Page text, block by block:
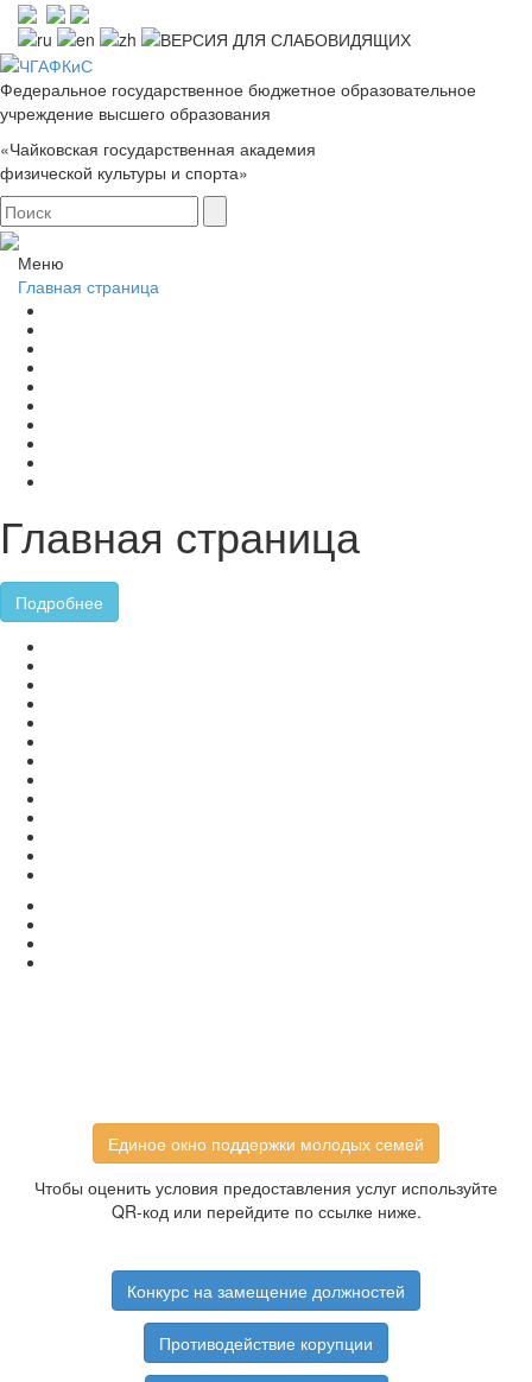
Федеральное государственное бюджетное образовательное
учреждение высшего образования
«Чайковская государственная академия
физической культуры и спорта»
Меню
Главная страница
Главная страница
Подробнее
Единое окно поддержки молодых семей
Чтобы оценить условия предоставления услуг используйте
QR-код или перейдите по ссылке ниже.
Конкурс на замещение должностей
Противодействие корупции